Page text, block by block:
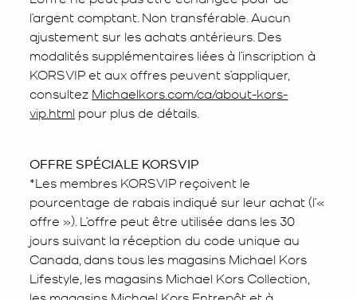
l’argent comptant. Non transférable. Aucun
ajustement sur les achats antérieurs. Des
modalités supplémentaires liées à l’inscription à
KORSVIP et aux offres peuvent s’appliquer,
consultez Michaelkors.com/ca/about-kors-
vip.html pour plus de détails.
OFFRE SPÉCIALE KORSVIP
*Les membres KORSVIP reçoivent le
pourcentage de rabais indiqué sur leur achat (l’«
offre »). L’offre peut être utilisée dans les 30
jours suivant la réception du code unique au
Canada, dans tous les magasins Michael Kors
Lifestyle, les magasins Michael Kors Collection,
les magasins Michael Kors Entrepôt et à